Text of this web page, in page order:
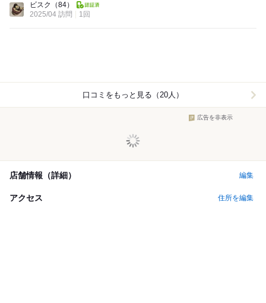
ビスク
（84）
2025/04 訪問
1回
口コミをもっと見る（20人）
広告を非表示
店舗情報（詳細） 編集
アクセス 住所を編集